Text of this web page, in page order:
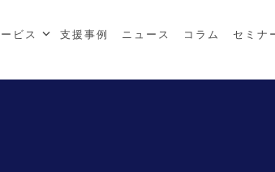
ビス 支援事例 ニュース コラム セミナ